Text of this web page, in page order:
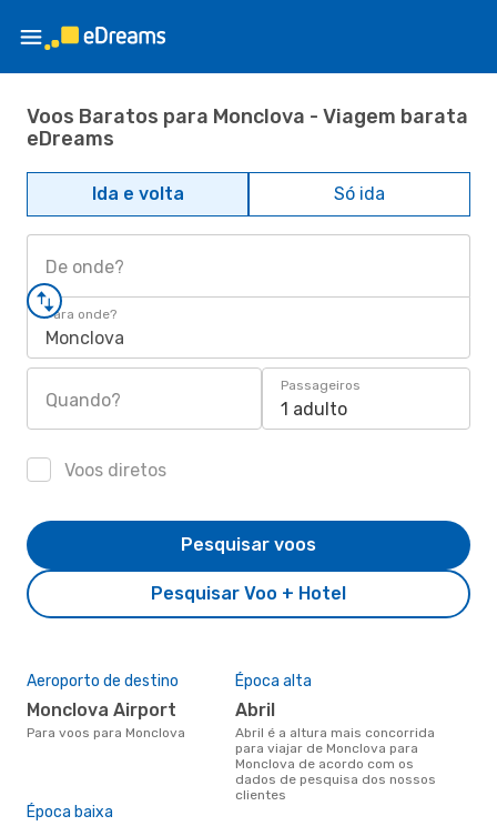
Voos Baratos para Monclova - Viagem barata
eDreams
Ida e volta Só ida
De onde?
Para onde?
Monclova
Quando?
Passageiros
1 adulto
Voos diretos
Pesquisar Voo + Hotel
Pesquisar voos
Aeroporto de destino
Monclova Airport
Para voos para Monclova
Época alta
abril
abril é a altura mais concorrida
para viajar de Monclova para
Monclova de acordo com os
dados de pesquisa dos nossos
clientes
Época baixa